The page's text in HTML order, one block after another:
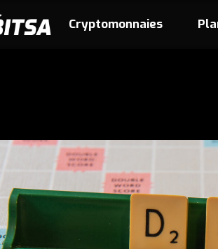
Cryptomonnaies